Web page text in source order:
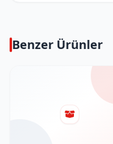
Benzer Ürünler